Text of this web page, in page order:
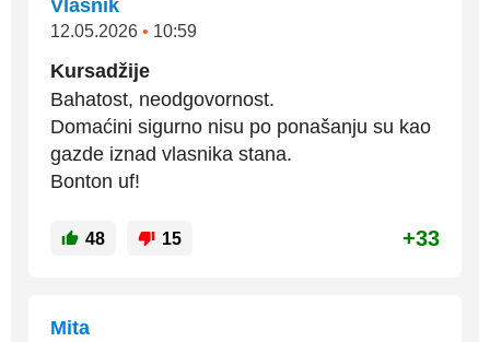
Vlasnik
12.05.2026 • 10:59
Kursadžije
Bahatost, neodgovornost.
Domaćini sigurno nisu po ponašanju su kao
gazde iznad vlasnika stana.
Bonton uf!
48 15 +33
Mita